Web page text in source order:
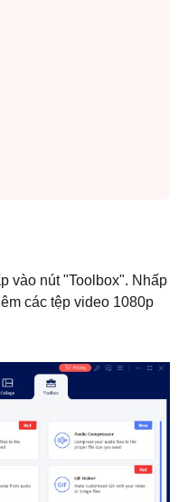
vào nút "Toolbox". Nhấp
các tệp video 1080p